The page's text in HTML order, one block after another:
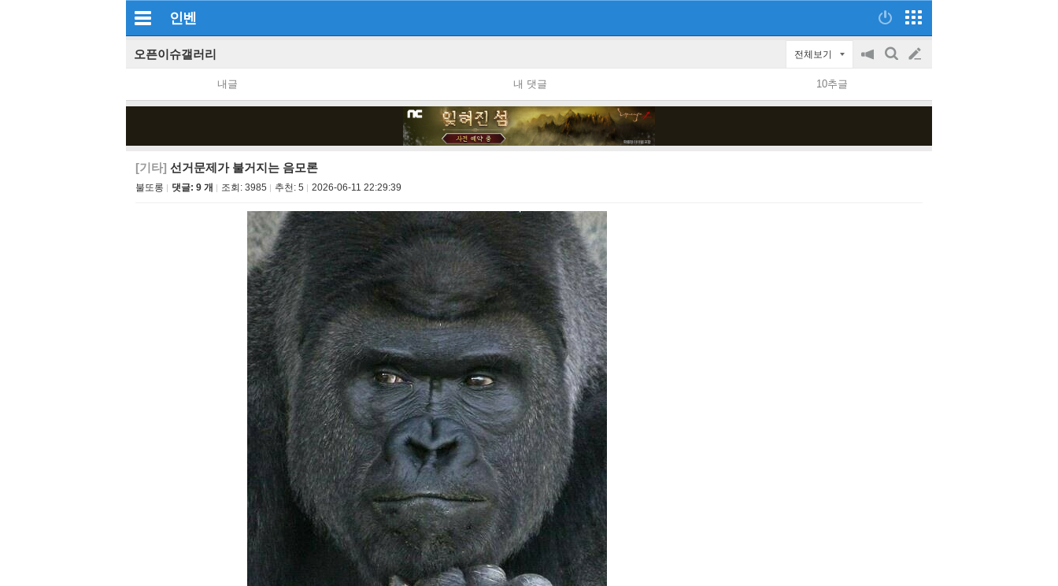
인벤
오픈이슈갤러리 전체보기
공
on/off
검
글
쓰
내글 내 댓글 10추글
[기타] 선거문제가 불거지는 음모론
불또롱 댓글: 9 개 조회: 3985 추천: 5 2026-06-11 22:29:39